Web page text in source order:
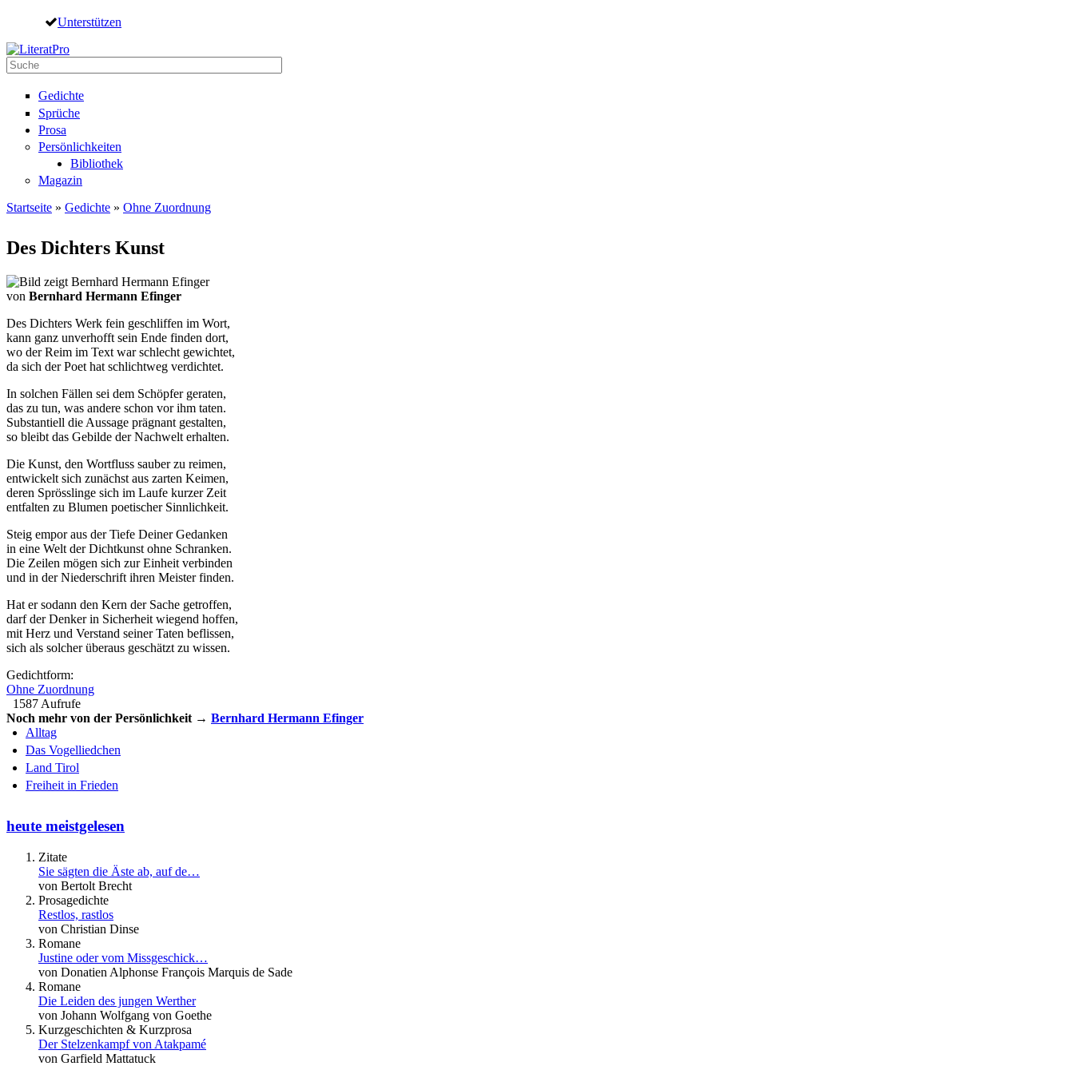
Direkt zum Inhalt
Unterstützen
Suche
Gedichte
Sprüche
Prosa
Persönlichkeiten
Bibliothek
Magazin
Startseite » Gedichte » Ohne Zuordnung
Des Dichters Kunst
von Bernhard Hermann Efinger
Des Dichters Werk fein geschliffen im Wort,
kann ganz unverhofft sein Ende finden dort,
wo der Reim im Text war schlecht gewichtet,
da sich der Poet hat schlichtweg verdichtet.
In solchen Fällen sei dem Schöpfer geraten,
das zu tun, was andere schon vor ihm taten.
Substantiell die Aussage prägnant gestalten,
so bleibt das Gebilde der Nachwelt erhalten.
Die Kunst, den Wortfluss sauber zu reimen,
entwickelt sich zunächst aus zarten Keimen,
deren Sprösslinge sich im Laufe kurzer Zeit
entfalten zu Blumen poetischer Sinnlichkeit.
Steig empor aus der Tiefe Deiner Gedanken
in eine Welt der Dichtkunst ohne Schranken.
Die Zeilen mögen sich zur Einheit verbinden
und in der Niederschrift ihren Meister finden.
Hat er sodann den Kern der Sache getroffen,
darf der Denker in Sicherheit wiegend hoffen,
mit Herz und Verstand seiner Taten beflissen,
sich als solcher überaus geschätzt zu wissen.
Gedichtform:
Ohne Zuordnung
1587 Aufrufe
Noch mehr von der Persönlichkeit → Bernhard Hermann Efinger
Alltag
Das Vogelliedchen
Land Tirol
Freiheit in Frieden
heute meistgelesen
Zitate
Sie sägten die Äste ab, auf de…
von Bertolt Brecht
Prosagedichte
Restlos, rastlos
von Christian Dinse
Romane
Justine oder vom Missgeschick…
von Donatien Alphonse François Marquis de Sade
Romane
Die Leiden des jungen Werther
von Johann Wolfgang von Goethe
Kurzgeschichten & Kurzprosa
Der Stelzenkampf von Atakpamé
von Garfield Mattatuck